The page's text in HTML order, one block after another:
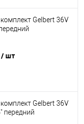
Gelbert 36V
/ шт
Gelbert 36V
передний